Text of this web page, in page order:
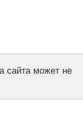
сайта может не